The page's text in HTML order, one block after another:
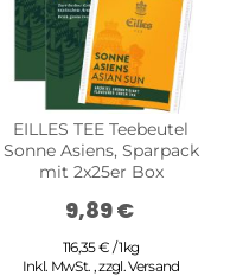
EILLES TEE Teebeutel
Sonne Asiens, Sparpack
mit 2x25er Box
9,89 €
116,35 € / 1kg
Inkl. MwSt. ,zzgl.Versand